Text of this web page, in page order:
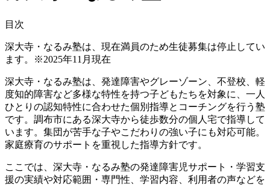
目次
深大寺・なるみ塾は、現在満員のため生徒募集は停止してい
ます。※2025年11月現在
深大寺・なるみ塾は、発達障害やグレーゾーン、不登校、軽
度知的障害など多様な特性を持つ子どもたちを対象に、 一人
ひとりの認知特性に合わせた個別指導とコーチングを行う塾
です。調布市にある深大寺から徒歩数分の個人宅で指導して
います。集団が苦手な子やこだわりの強い子にも対応可能。
家庭療育のサポートを重視した指導方針です。
ここでは、深大寺・なるみ塾の発達障害児サポート・学習支
援の実績や対応範囲・専門性、学習内容、利用者の声などを